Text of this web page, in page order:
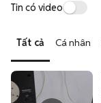
Tin có video
Tất cả Cá nhân